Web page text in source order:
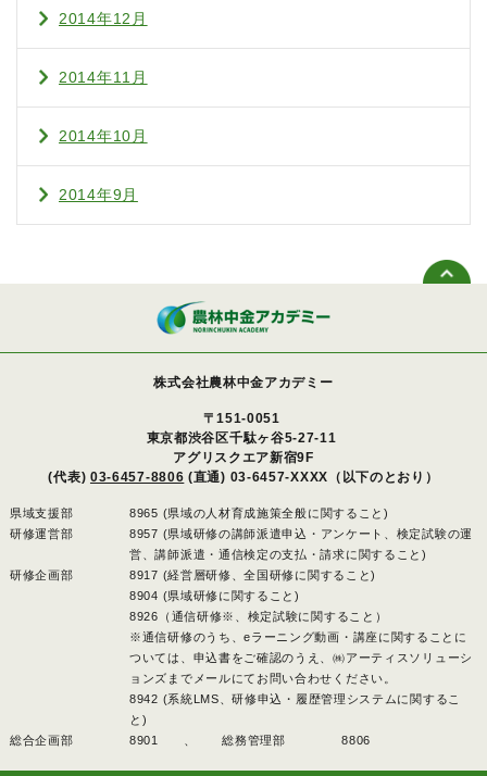
2014年12月
2014年11月
2014年10月
2014年9月
株式会社農林中金アカデミー
〒151-0051
東京都渋谷区千駄ヶ谷5-27-11
アグリスクエア新宿9F
(代表) 03-6457-8806 (直通) 03-6457-XXXX（以下のとおり）
県域支援部
8965 (県域の人材育成施策全般に関すること)
研修運営部
8957 (県域研修の講師派遣申込・アンケート、検定試験の運
営、講師派遣・通信検定の支払・請求に関すること)
研修企画部
8917 (経営層研修、全国研修に関すること)
8904 (県域研修に関すること)
8926（通信研修※、検定試験に関すること）
※通信研修のうち、eラーニング動画・講座に関することに
ついては、申込書をご確認のうえ、㈱アーティスソリューシ
ョンズまでメールにてお問い合わせください。
8942 (系統LMS、研修申込・履歴管理システムに関するこ
と)
総合企画部
8901 、総務管理部 8806